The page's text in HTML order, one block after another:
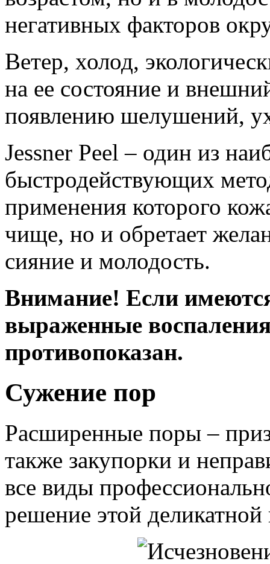
негативных факторов
Ветер, холод,
на ее состояние и
появлению шелушений,
Jessner Peel – один из
быстродействующих
применения которого
чище, но и обретает
сияние и молодость.
Внимание! Если
выраженные
противопоказан.
Сужение пор
Расширенные поры –
также закупорки и
все виды
решение этой